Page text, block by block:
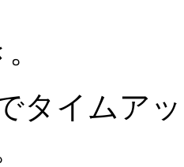
タイムア